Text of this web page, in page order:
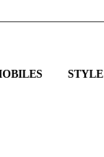
STYLE